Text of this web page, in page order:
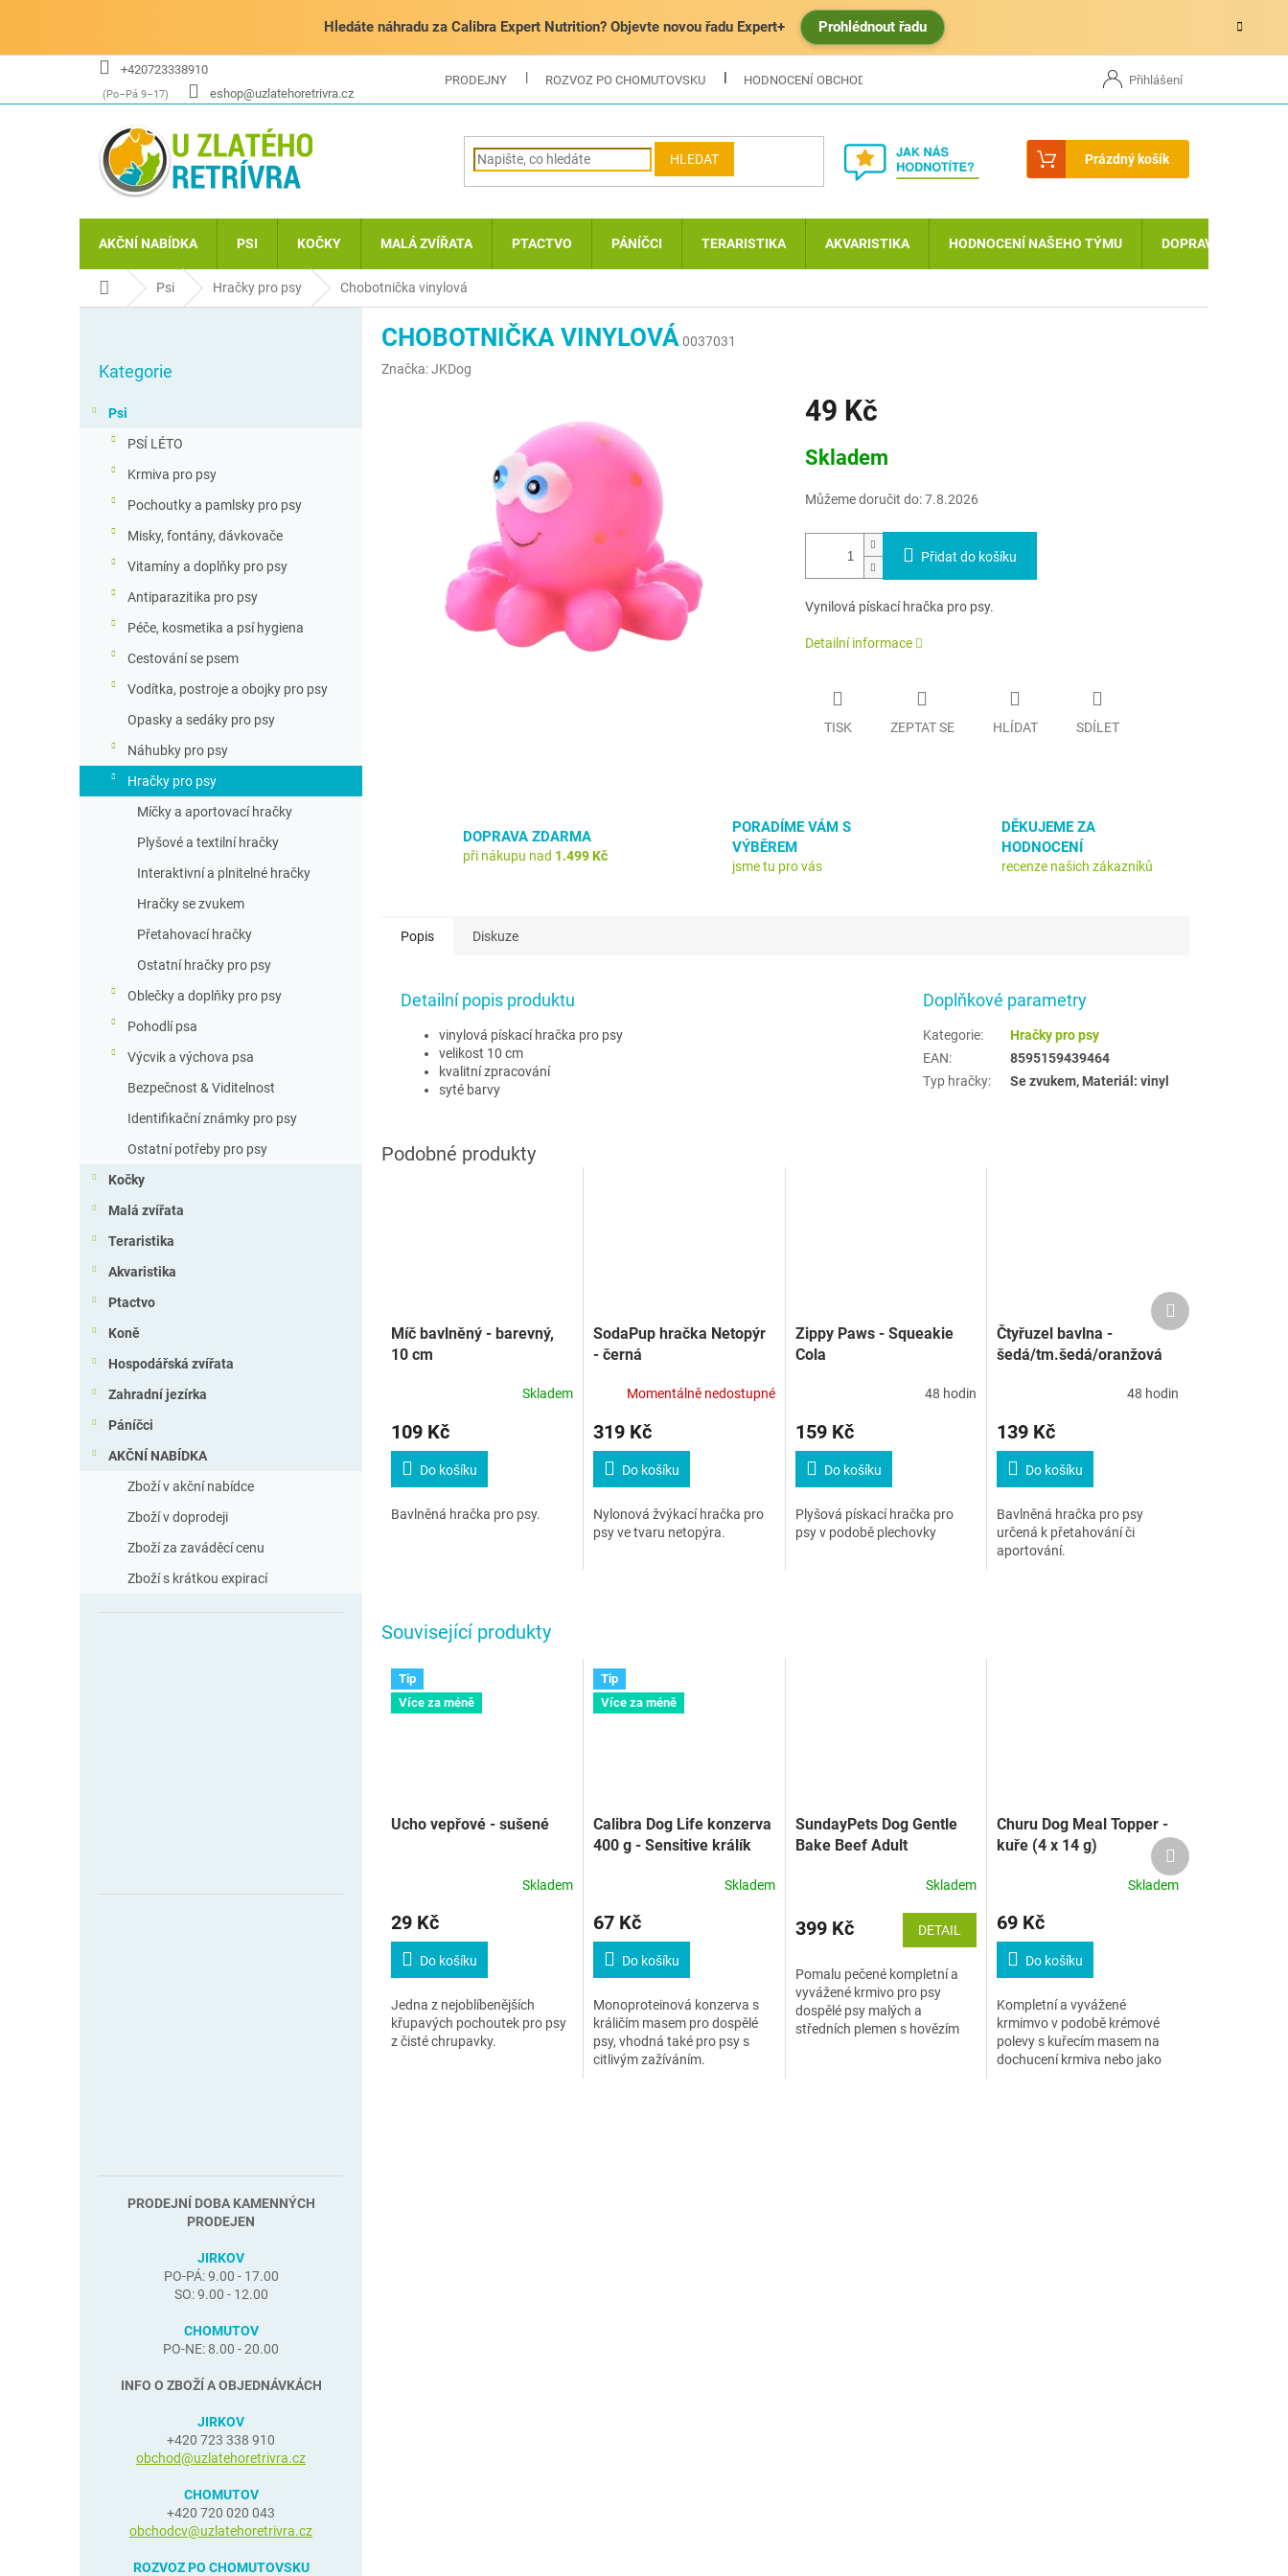
Hledáte náhradu za Calibra Expert Nutrition? Objevte novou řadu Expert+ Prohlédnout řadu
+420723338910
eshop@uzlatehoretrivra.cz
PRODEJNY ROZVOZ PO CHOMUTOVSKU HODNOCENÍ OBCHODU Přihlášení
HLEDAT
Nákupní
košík
Prázdný košík
AKČNÍ NABÍDKA PSI KOČKY MALÁ ZVÍŘATA PTACTVO PÁNÍČCI TERARISTIKA AKVARISTIKA HODNOCENÍ NAŠEHO TÝMU DOPRAVA A PLATBA
Domů Psi Hračky pro psy Chobotnička vinylová
kategorie
Kategorie
Psi
PSÍ LÉTO
Krmiva pro psy
Pochoutky a pamlsky pro psy
Misky, fontány, dávkovače
Vitamíny a doplňky pro psy
Antiparazitika pro psy
Péče, kosmetika a psí hygiena
Cestování se psem
Vodítka, postroje a obojky pro psy
Opasky a sedáky pro psy
Náhubky pro psy
Hračky pro psy
Míčky a aportovací hračky
Plyšové a textilní hračky
Interaktivní a plnitelné hračky
Hračky se zvukem
Přetahovací hračky
Ostatní hračky pro psy
Oblečky a doplňky pro psy
Pohodlí psa
Výcvik a výchova psa
Bezpečnost & Viditelnost
Identifikační známky pro psy
Ostatní potřeby pro psy
Kočky
Malá zvířata
Teraristika
Akvaristika
Ptactvo
Koně
Hospodářská zvířata
Zahradní jezírka
Páníčci
AKČNÍ NABÍDKA
Zboží v akční nabídce
Zboží v doprodeji
Zboží za zaváděcí cenu
Zboží s krátkou expirací
PRODEJNÍ DOBA KAMENNÝCH
PRODEJEN
JIRKOV
PO-PÁ: 9.00 - 17.00
SO: 9.00 - 12.00
CHOMUTOV
PO-NE: 8.00 - 20.00
INFO O ZBOŽÍ A OBJEDNÁVKÁCH
JIRKOV
+420 723 338 910
obchod@uzlatehoretrivra.cz
CHOMUTOV
+420 720 020 043
obchodcv@uzlatehoretrivra.cz
ROZVOZ PO CHOMUTOVSKU
CHOBOTNIČKA VINYLOVÁ0037031
Značka:JKDog
49 Kč
cena:
Skladem
Můžeme doručit do: 7.8.2026
Přidat do košíku
Vynilová pískací hračka pro psy.
Detailní informace
TISK ZEPTAT SE HLÍDAT SDÍLET
DOPRAVA ZDARMA
při nákupu nad 1.499 Kč
PORADÍME VÁM S
VÝBĚREM
jsme tu pro vás
DĚKUJEME ZA
HODNOCENÍ
recenze našich zákazníků
Související produkty
Tip
Více za méně
Ucho vepřové - sušené
Skladem
29 Kč
Do košíku
Jedna z nejoblíbenějších
křupavých pochoutek pro psy
z čisté chrupavky.
Tip
Více za méně
Calibra Dog Life konzerva
400 g - Sensitive králík
Skladem
67 Kč
Do košíku
Monoproteinová konzerva s
králičím masem pro dospělé
psy, vhodná také pro psy s
citlivým zažíváním.
SundayPets Dog Gentle
Bake Beef Adult
Skladem
399 Kč DETAIL
Pomalu pečené kompletní a
vyvážené krmivo pro psy
dospělé psy malých a
středních plemen s hovězím
Churu Dog Meal Topper -
kuře (4 x 14 g)
Skladem
69 Kč
Do košíku
Kompletní a vyvážené
krmimvo v podobě krémové
polevy s kuřecím masem na
dochucení krmiva nebo jako
Další
produkt
Popis Diskuze
Detailní popis produktu
vinylová pískací hračka pro psy
velikost 10 cm
kvalitní zpracování
syté barvy
Doplňkové parametry
Kategorie:
Hračky pro psy
EAN:
8595159439464
Typ hračky: Se zvukem, Materiál: vinyl
Míč bavlněný - barevný,
10 cm
Skladem
109 Kč
Do košíku
Bavlněná hračka pro psy.
SodaPup hračka Netopýr
- černá
Momentálně nedostupné
319 Kč
Do košíku
Nylonová žvýkací hračka pro
psy ve tvaru netopýra.
Zippy Paws - Squeakie
Cola
48 hodin
159 Kč
Do košíku
Plyšová pískací hračka pro
psy v podobě plechovky
Čtyřuzel bavlna -
šedá/tm.šedá/oranžová
48 hodin
139 Kč
Do košíku
Bavlněná hračka pro psy
určená k přetahování či
aportování.
Další
produkt